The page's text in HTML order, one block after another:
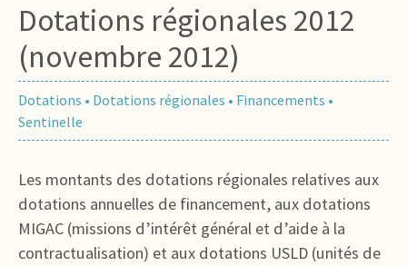
Dotations régionales 2012
(novembre 2012)
Dotations • Dotations régionales • Financements •
Sentinelle
Les montants des dotations régionales relatives aux
dotations annuelles de financement, aux dotations
MIGAC (missions d’intérêt général et d’aide à la
contractualisation) et aux dotations USLD (unités de